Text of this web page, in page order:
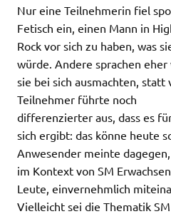
Nur eine Teilnehmerin fiel
Fetisch ein, einen Mann in
Rock vor sich zu haben, was
würde. Andere sprachen eher
sie bei sich ausmachten, statt
Teilnehmer führte noch
differenzierter aus, dass es
sich ergibt: das könne heute
Anwesender meinte
im Kontext von SM
Leute, einvernehmlich
Vielleicht sei die Thematik